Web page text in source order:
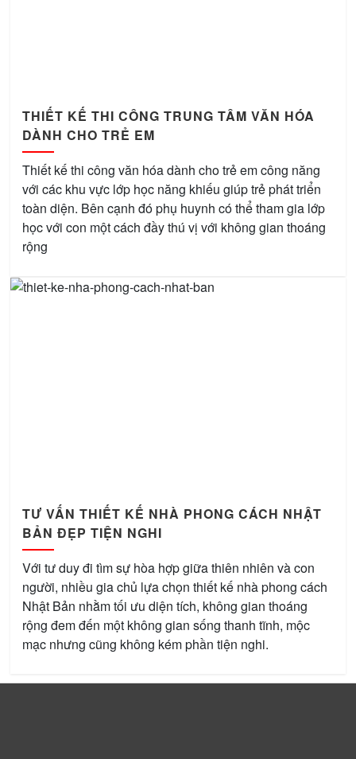
THIẾT KẾ THI CÔNG TRUNG TÂM VĂN HÓA
DÀNH CHO TRẺ EM
Thiết kế thi công văn hóa dành cho trẻ em công năng
với các khu vực lớp học năng khiếu giúp trẻ phát triển
toàn diện. Bên cạnh đó phụ huynh có thể tham gia lớp
học với con một cách đầy thú vị với không gian thoáng
rộng
TƯ VẤN THIẾT KẾ NHÀ PHONG CÁCH NHẬT
BẢN ĐẸP TIỆN NGHI
Với tư duy đi tìm sự hòa hợp giữa thiên nhiên và con
người, nhiều gia chủ lựa chọn thiết kế nhà phong cách
Nhật Bản nhằm tối ưu diện tích, không gian thoáng
rộng đem đến một không gian sống thanh tĩnh, mộc
mạc nhưng cũng không kém phần tiện nghi.